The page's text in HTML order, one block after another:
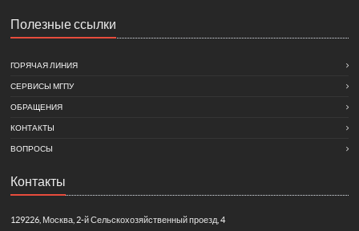
Полезные ссылки
ГОРЯЧАЯ ЛИНИЯ
СЕРВИСЫ МГПУ
ОБРАЩЕНИЯ
КОНТАКТЫ
ВОПРОСЫ
Контакты
129226, Москва, 2-й Сельскохозяйственный проезд, 4